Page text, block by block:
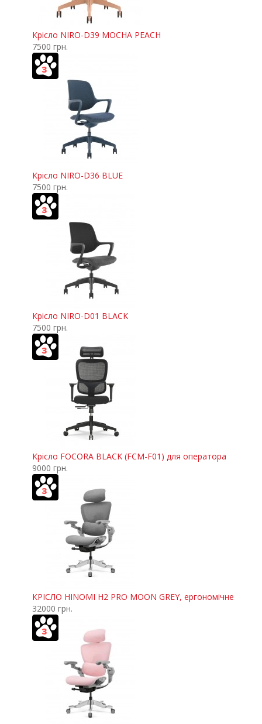
Крісло NIRO-D39 MOCHA PEACH
7500 грн.
Крісло NIRO-D36 BLUE
7500 грн.
Крісло NIRO-D01 BLACK
7500 грн.
Крісло FOCORA BLACK (FCM-F01) для оператора
9000 грн.
КРІСЛО HINOMI H2 PRO MOON GREY, ергономічне
32000 грн.